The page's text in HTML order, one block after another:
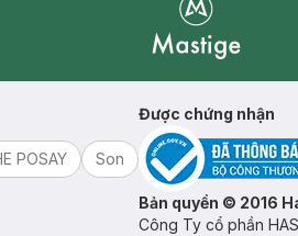
POSAY Son
Được chứng nhận
Bản quyền © 2016
Công Ty cổ phần